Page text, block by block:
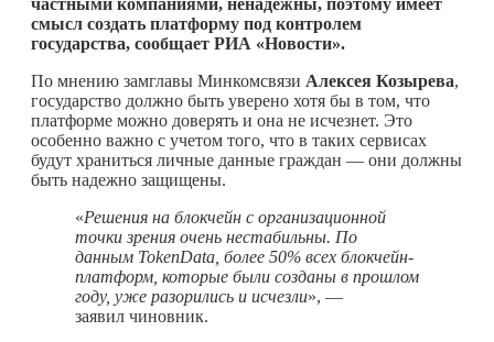
смысл создать платформу под контролем
государства, сообщает РИА «Новости».
По мнению замглавы Минкомсвязи Алексея Козырева,
государство должно быть уверено хотя бы в том, что
платформе можно доверять и она не исчезнет. Это
особенно важно с учетом того, что в таких сервисах
будут храниться личные данные граждан — они должны
быть надежно защищены.
«Решения на блокчейн с организационной
точки зрения очень нестабильны. По
данным TokenData, более 50% всех блокчейн-
платформ, которые были созданы в прошлом
году, уже разорились и исчезли», —
заявил чиновник.